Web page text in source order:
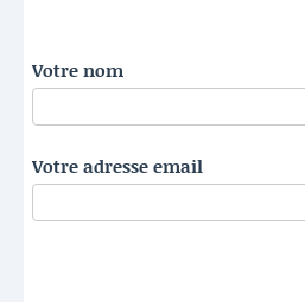
Votre nom
Votre adresse email